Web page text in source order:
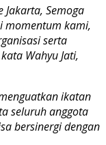
Jakarta, Semoga
momentum kami,
serta
Wahyu Jati,
ikatan
seluruh anggota
bersinergi dengan